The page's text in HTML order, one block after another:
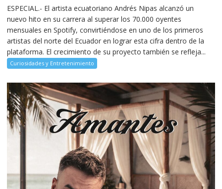
ESPECIAL.- El artista ecuatoriano Andrés Nipas alcanzó un
nuevo hito en su carrera al superar los 70.000 oyentes
mensuales en Spotify, convirtiéndose en uno de los primeros
artistas del norte del Ecuador en lograr esta cifra dentro de la
plataforma. El crecimiento de su proyecto también se refleja...
Curiosidades y Entretenimiento